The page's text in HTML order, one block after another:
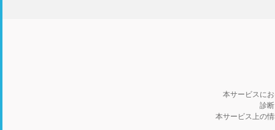
本サービスに
診
本サービス上の